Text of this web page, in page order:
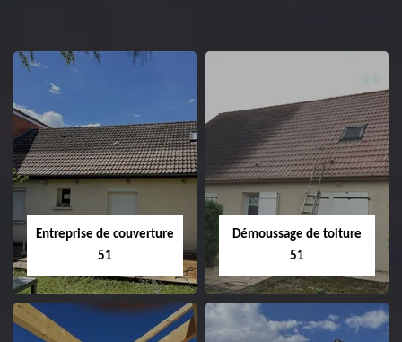
Entreprise de couverture
51
Démoussage de toiture
51